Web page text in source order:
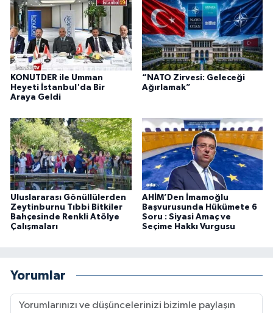
KONUTDER ile Umman
Heyeti İstanbul'da Bir
Araya Geldi
“NATO Zirvesi: Geleceği
Ağırlamak”
Uluslararası Gönüllülerden
Zeytinburnu Tıbbi Bitkiler
Bahçesinde Renkli Atölye
Çalışmaları
AHİM’Den İmamoğlu
Başvurusunda Hükümete 6
Soru : Siyasi Amaç ve
Seçime Hakkı Vurgusu
Yorumlar